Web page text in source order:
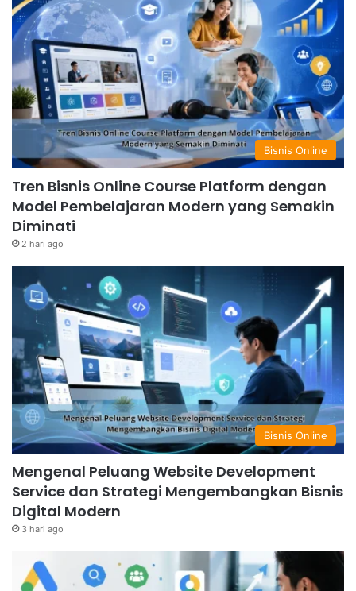
Bisnis Online
Tren Bisnis Online Course Platform dengan
Model Pembelajaran Modern yang Semakin
Diminati
2 hari ago
Bisnis Online
Mengenal Peluang Website Development
Service dan Strategi Mengembangkan Bisnis
Digital Modern
3 hari ago